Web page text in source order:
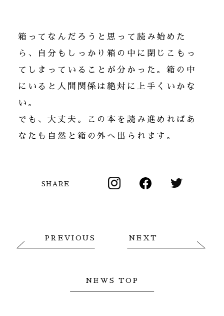
箱ってなんだろうと思って読み始めた
ら、自分もしっかり箱の中に閉じこもっ
てしまっていることが分かった。箱の中
にいると人間関係は絶対に上手くいかな
い。
でも、大丈夫。この本を読み進めればあ
なたも自然と箱の外へ出られます。
SHARE
PREVIOUS
NEWS TOP
NEXT